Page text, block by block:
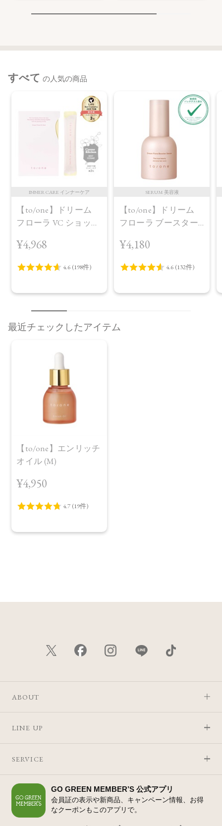
すべて の人気の商品
INNER CARE インナーケア
【to/one】ドリーム
フローラ VC ショット
¥4,968
SERUM 美容液
【to/one】ドリーム
フローラ ブースター
＞
¥4,180
最近チェックしたアイテム
【to/one】エンリッチ
オイル (M)
¥4,950
ABOUT
LINE UP
SERVICE
GO GREEN MEMBER’S 公式アプリ
会員証の表示や新商品、キャンペーン情報、お得
なクーポンもこのアプリで。